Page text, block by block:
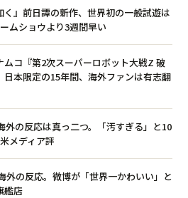
く』前日譚の新作、世界初の一般試遊は
ムショウより3週間早い
ムコ『第2次スーパーロボット大戦Z 破
日本限定の15年間、海外ファンは有志翻
外の反応は真っ二つ。「汚すぎる」と10
メディア評
外の反応。微博が「世界一かわいい」と
艦店